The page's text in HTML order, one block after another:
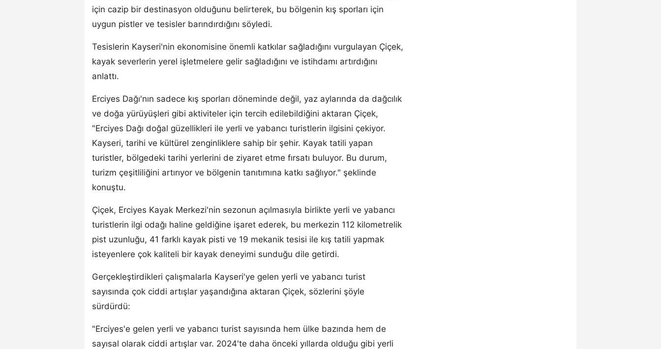
için cazip bir destinasyon olduğunu belirterek, bu bölgenin kış sporları için
uygun pistler ve tesisler barındırdığını söyledi.
Tesislerin Kayseri'nin ekonomisine önemli katkılar sağladığını vurgulayan Çiçek,
kayak severlerin yerel işletmelere gelir sağladığını ve istihdamı artırdığını
anlattı.
Erciyes Dağı'nın sadece kış sporları döneminde değil, yaz aylarında da dağcılık
ve doğa yürüyüşleri gibi aktiviteler için tercih edilebildiğini aktaran Çiçek,
"Erciyes Dağı doğal güzellikleri ile yerli ve yabancı turistlerin ilgisini çekiyor.
Kayseri, tarihi ve kültürel zenginliklere sahip bir şehir. Kayak tatili yapan
turistler, bölgedeki tarihi yerlerini de ziyaret etme fırsatı buluyor. Bu durum,
turizm çeşitliliğini artırıyor ve bölgenin tanıtımına katkı sağlıyor." şeklinde
konuştu.
Çiçek, Erciyes Kayak Merkezi'nin sezonun açılmasıyla birlikte yerli ve yabancı
turistlerin ilgi odağı haline geldiğine işaret ederek, bu merkezin 112 kilometrelik
pist uzunluğu, 41 farklı kayak pisti ve 19 mekanik tesisi ile kış tatili yapmak
isteyenlere çok kaliteli bir kayak deneyimi sunduğu dile getirdi.
Gerçekleştirdikleri çalışmalarla Kayseri'ye gelen yerli ve yabancı turist
sayısında çok ciddi artışlar yaşandığına aktaran Çiçek, sözlerini şöyle
sürdürdü:
"Erciyes'e gelen yerli ve yabancı turist sayısında hem ülke bazında hem de
sayısal olarak ciddi artışlar var. 2024'te daha önceki yıllarda olduğu gibi yerli